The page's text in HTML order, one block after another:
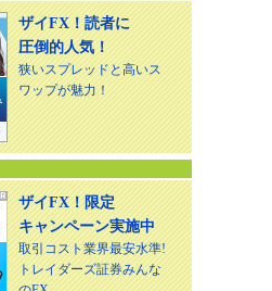
ザイFX！読者に
圧倒的人気！
狭いスプレッドと高いス
ワップが魅力！
ザイFX！限定
キャンペーン実施中
取引コスト業界最安水準!
トレイダーズ証券みんな